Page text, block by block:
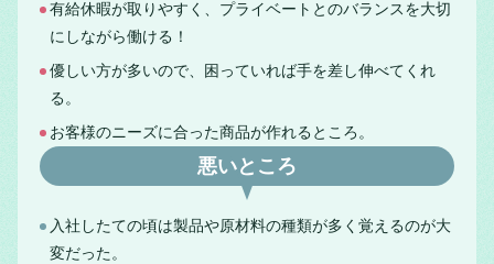
有給休暇が取りやすく、プライベートとのバランスを大切
にしながら働ける！
優しい方が多いので、困っていれば手を差し伸べてくれ
る。
お客様のニーズに合った商品が作れるところ。
悪いところ
入社したての頃は製品や原材料の種類が多く覚えるのが大
変だった。